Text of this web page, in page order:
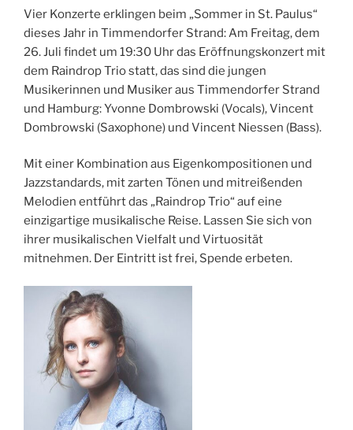
Vier Konzerte erklingen beim „Sommer in St. Paulus“
dieses Jahr in Timmendorfer Strand: Am Freitag, dem
26. Juli findet um 19:30 Uhr das Eröffnungskonzert mit
dem Raindrop Trio statt, das sind die jungen
Musikerinnen und Musiker aus Timmendorfer Strand
und Hamburg: Yvonne Dombrowski (Vocals), Vincent
Dombrowski (Saxophone) und Vincent Niessen (Bass).
Mit einer Kombination aus Eigenkompositionen und
Jazzstandards, mit zarten Tönen und mitreißenden
Melodien entführt das „Raindrop Trio“ auf eine
einzigartige musikalische Reise. Lassen Sie sich von
ihrer musikalischen Vielfalt und Virtuosität
mitnehmen. Der Eintritt ist frei, Spende erbeten.